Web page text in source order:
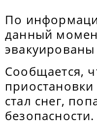
По
данный
эвакуированы
Сообщается,
стал снег,
безопасности.